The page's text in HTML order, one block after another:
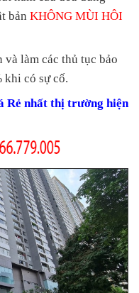
bản KHÔNG MÙI HÔI
và làm các thủ tục bảo
khi có sự cố.
Rẻ nhất thị trường hiện